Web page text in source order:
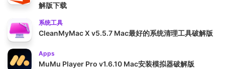
解版下载
系统工具
CleanMyMac X v5.5.7 Mac最好的系统清理工具破解版
Apps
MuMu Player Pro v1.6.10 Mac安装模拟器破解版